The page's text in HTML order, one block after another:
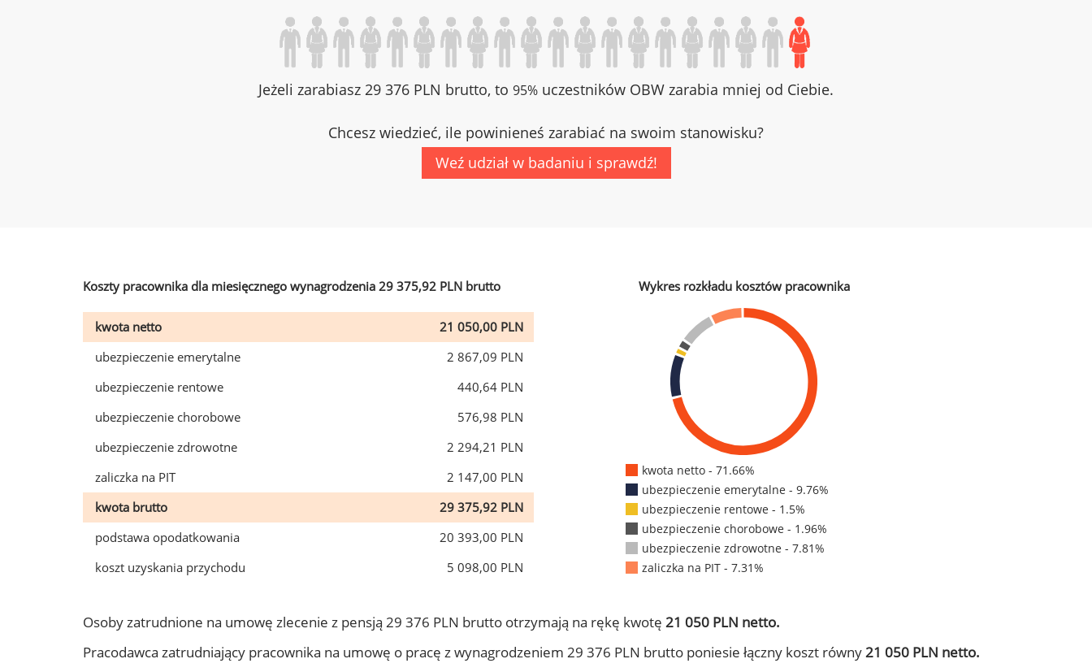
Jeżeli zarabiasz 29 376 PLN brutto, to 95% uczestników OBW zarabia mniej od Ciebie.
Chcesz wiedzieć, ile powinieneś zarabiać na swoim stanowisku?
Weź udział w badaniu i sprawdź!
Koszty pracownika dla miesięcznego wynagrodzenia 29 375,92 PLN brutto
kwota netto
21 050,00 PLN
ubezpieczenie emerytalne
2 867,09 PLN
ubezpieczenie rentowe
440,64 PLN
ubezpieczenie chorobowe
576,98 PLN
ubezpieczenie zdrowotne
2 294,21 PLN
zaliczka na PIT
2 147,00 PLN
kwota brutto
29 375,92 PLN
podstawa opodatkowania
20 393,00 PLN
koszt uzyskania przychodu
5 098,00 PLN
Wykres rozkładu kosztów pracownika
kwota netto - 71.66%
ubezpieczenie emerytalne - 9.76%
ubezpieczenie rentowe - 1.5%
ubezpieczenie chorobowe - 1.96%
ubezpieczenie zdrowotne - 7.81%
zaliczka na PIT - 7.31%
Osoby zatrudnione na umowę zlecenie z pensją 29 376 PLN brutto otrzymają na rękę kwotę 21 050 PLN netto.
Pracodawca zatrudniający pracownika na umowę o pracę z wynagrodzeniem 29 376 PLN brutto poniesie łączny koszt równy21 050 PLN netto.